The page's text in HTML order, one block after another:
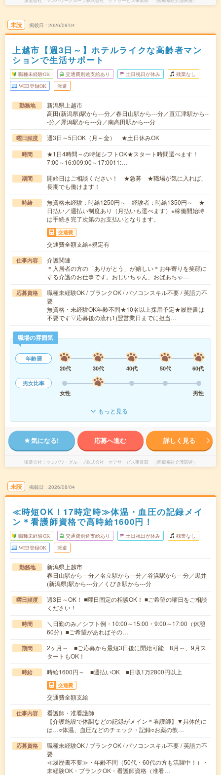
未読 掲載日 2026/08/04
上越市【週3日～】ホテルライクな高齢者マン
ションで生活サポート
職種未経験OK 交通費別途支給あり 土日祝日が休み 残業なし
WEB登録OK 派遣
勤務地
新潟県上越市
高田(新潟県)駅から---分／春日山駅から---分／直江津駅から--
-分／犀潟駅から---分／南高田駅から---分
曜日頻度 週3日～5日OK（月～金） ★土日休みOK
時間
★1日4時間～の時短シフトOK★スタート時間選べます！
7:00～16:009:00～17:0011:…
期間
開始日はご相談ください！ ★急募 ★職場が気に入れば、
長期でも働けます！
時給
無資格未経験：時給1250円～ 経験者：時給1350円～ ★
日払い／週払い制度あり（月払いも選べます）※稼働開始時
は手続き完了次第のお支払いとなります。
交通費
交通費全額支給※規定有
仕事内容
介護関連
＊入居者の方の「ありがとう」が嬉しい＊お年寄りを笑顔に
する介護のお仕事です。おじいちゃん、おばあちゃ…
応募資格
職種未経験OK / ブランクOK / パソコンスキル不要 / 英語力不
要
無資格・未経験OK年齢不問★10名以上採用予定★履歴書は
不要です▽応募後の流れ1)翌営業日までに担当…
職場の雰囲気
年齢層
20代
30代 40代 50代
60代
男女比率
女性
男性
もっと見る
気になる! 応募へ進む 詳しく見る
派遣会社 マンパワーグループ株式会社 ケアサービス事業部 （医療福祉介護関連）
未読 掲載日 2026/08/04
≪時短OK！17時定時≫体温・血圧の記録メイ
ン＊看護師資格で高時給1600円！
職種未経験OK 交通費別途支給あり 土日祝日が休み 残業なし
WEB登録OK 派遣
勤務地
新潟県上越市
春日山駅から---分／名立駅から---分／谷浜駅から---分／黒井
(新潟県)駅から---分／くびき駅から---分
曜日頻度
週3日～OK！ ■曜日固定の相談OK！ ■ご希望の曜日をご相談
ください！
時間
＼日勤のみ／シフト例・10:00～15:00・9:00～17:00（休憩
60分）■ご希望があればその…
期間
2ヶ月～ ■ご応募から最短3日後に開始可能 8月～、9月ス
タートもOK！
時給 時給1600円～ ■週払いOK ■日収1万2800円以上
交通費
交通費全額支給
仕事内容
看護師・准看護師
【介護施設で体調などの記録がメイン＊看護師】▼具体的に
は…○体温、血圧などのチェック・記録○お薬の飲…
応募資格
職種未経験OK / ブランクOK / パソコンスキル不要 / 英語力不
要
≪履歴書不要≫・年齢不問（50代・60代の方も活躍中！）・
未経験OK・ブランクOK・看護師資格（准看…